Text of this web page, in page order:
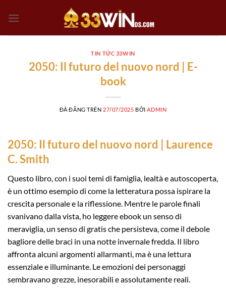
đến
TIN TỨC 33WIN
2050: Il futuro del nuovo nord | E-
book
ĐÃ ĐĂNG TRÊN 27/07/2025 BỞI ADMIN
2050: Il futuro del nuovo nord | Laurence
C. Smith
Questo libro, con i suoi temi di famiglia, lealtà e autoscoperta,
è un ottimo esempio di come la letteratura possa ispirare la
crescita personale e la riflessione. Mentre le parole finali
svanivano dalla vista, ho leggere ebook un senso di
meraviglia, un senso di gratis che persisteva, come il debole
bagliore delle braci in una notte invernale fredda. Il libro
affronta alcuni argomenti allarmanti, ma è una lettura
essenziale e illuminante. Le emozioni dei personaggi
sembravano grezze, inesorabili e assolutamente reali.